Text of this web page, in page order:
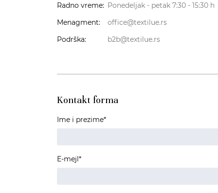
Radno vreme: Ponedeljak - petak 7:30 - 15:30 h
Menagment:
office@textilue.rs
Podrška:
b2b@textilue.rs
Kontakt forma
Ime i prezime*
E-mejl*